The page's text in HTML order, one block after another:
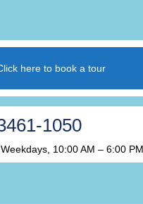
here to book a tour
1050
10:00 AM – 6:00 PM